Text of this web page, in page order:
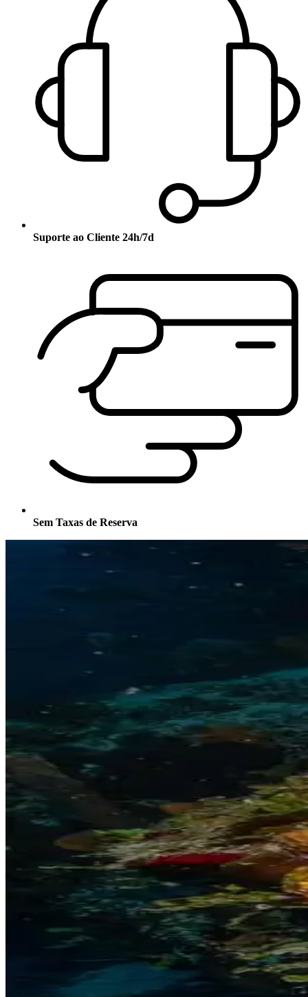
Suporte ao Cliente 24h/7d
Sem Taxas de Reserva